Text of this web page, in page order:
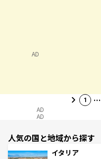
AD
1 …
AD
AD
人気の国と地域から探す
イタリア